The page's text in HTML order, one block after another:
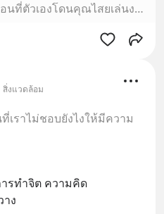
เรื่องนี้น้องที่รู้จักเล่าให้ฟัง ตอนที่ตัวเองโดนคุณไสยเล่นงาน จนเป็นที่มาของเรื่องชวนหลอนนี้#คุณไสยมนต์ดำ_เดอะโกส #ป้าแมว_เดอะโกสเล่าเรื่องผี ฟังเรื่องหลอน…
สิ่งแวดล้อม
ราไม่ชอบยังไงให้มีความ
รทำจิต ความคิด
ง